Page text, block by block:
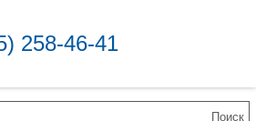
258-46-41